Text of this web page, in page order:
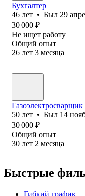
Бухгалтер
46 лет • Был 29
30 000 ₽
Не ищет работу
Общий опыт
26 лет 3 месяца
Газоэлектросварщик
50 лет • Был 14
30 000 ₽
Общий опыт
30 лет 2 месяца
Быстрые
Гибкий график